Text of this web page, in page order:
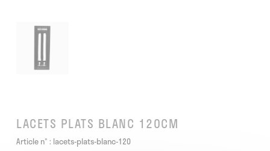
LACETS PLATS BLANC 120CM
Article n° : lacets-plats-blanc-120